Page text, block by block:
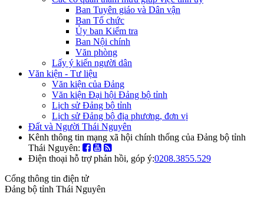
Ban Tuyên giáo và Dân vận
Ban Tổ chức
Ủy ban Kiểm tra
Ban Nội chính
Văn phòng
Lấy ý kiến người dân
Văn kiện - Tư liệu
Văn kiện của Đảng
Văn kiện Đại hội Đảng bộ tỉnh
Lịch sử Đảng bộ tỉnh
Lịch sử Đảng bộ địa phương, đơn vị
Đất và Người Thái Nguyên
Kênh thông tin mạng xã hội chính thống của Đảng bộ tỉnh
Thái Nguyên:
Điện thoại hỗ trợ phản hồi, góp ý:0208.3855.529
Cổng thông tin điện tử
Đảng bộ tỉnh Thái Nguyên